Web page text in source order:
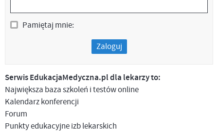
Pamiętaj mnie:
Zaloguj
Serwis EdukacjaMedyczna.pl dla lekarzy to:
Największa baza szkoleń i testów online
Kalendarz konferencji
Forum
Punkty edukacyjne izb lekarskich